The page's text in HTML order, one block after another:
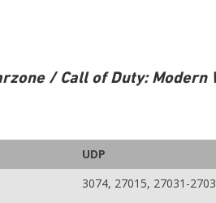
/ Call of Duty:
UDP
3074, 27015, 27031-